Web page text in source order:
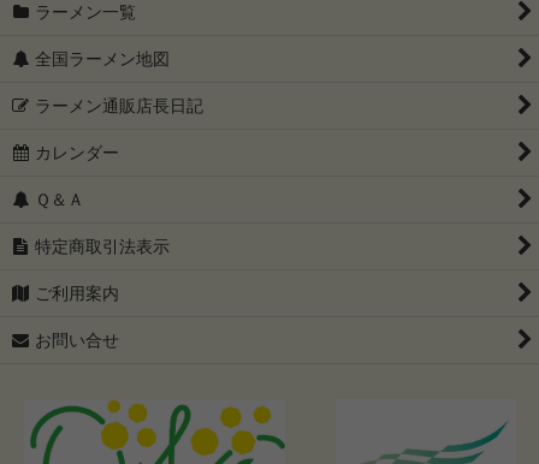
ラーメン一覧
全国ラーメン地図
ラーメン通販店長日記
カレンダー
Ｑ＆Ａ
特定商取引法表示
ご利用案内
お問い合せ